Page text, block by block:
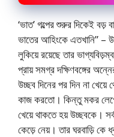
‘ভাত’ গল্পের শুরুর দিকেই বড়
ভাতের আহিংকে এতখানি” –
লুকিয়ে রয়েছে তার
প্রায় সমগ্র দক্ষিণবঙ্গের
উচ্ছব দিনের পর দিন না
কাজ করতো। কিন্তু মকর লেগে
খেয়ে থাকতে হয় উচ্ছবকে।
কেড়ে নেয়। তার ঘরবাড়ি